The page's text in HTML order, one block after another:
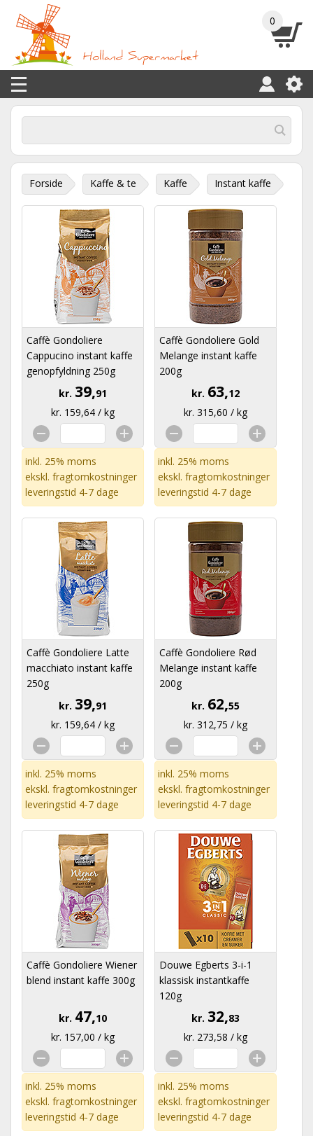
0
Forside Kaffe & te Kaffe Instant kaffe
Caffè Gondoliere
Cappucino instant kaffe
genopfyldning 250g
kr. 39,91
kr. 159,64 / kg
inkl. 25% moms
ekskl. fragtomkostninger
leveringstid 4-7 dage
Caffè Gondoliere Gold
Melange instant kaffe
200g
kr. 63,12
kr. 315,60 / kg
inkl. 25% moms
ekskl. fragtomkostninger
leveringstid 4-7 dage
Caffè Gondoliere Latte
macchiato instant kaffe
250g
kr. 39,91
kr. 159,64 / kg
inkl. 25% moms
ekskl. fragtomkostninger
leveringstid 4-7 dage
Caffè Gondoliere Rød
Melange instant kaffe
200g
kr. 62,55
kr. 312,75 / kg
inkl. 25% moms
ekskl. fragtomkostninger
leveringstid 4-7 dage
Caffè Gondoliere Wiener
blend instant kaffe 300g
kr. 47,10
kr. 157,00 / kg
inkl. 25% moms
ekskl. fragtomkostninger
leveringstid 4-7 dage
Douwe Egberts 3-i-1
klassisk instantkaffe
120g
kr. 32,83
kr. 273,58 / kg
inkl. 25% moms
ekskl. fragtomkostninger
leveringstid 4-7 dage